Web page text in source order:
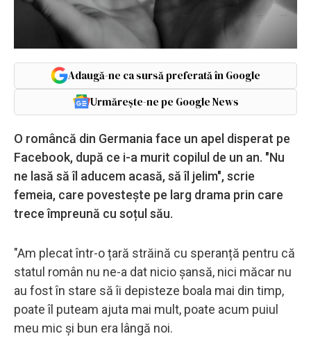
Adaugă-ne ca sursă preferată în Google
Urmărește-ne pe Google News
O româncă din Germania face un apel disperat pe
Facebook, după ce i-a murit copilul de un an. "Nu
ne lasă să îl aducem acasă, să îl jelim", scrie
femeia, care povestește pe larg drama prin care
trece împreună cu soțul său.
"Am plecat într-o țară străină cu speranță pentru că
statul român nu ne-a dat nicio șansă, nici măcar nu
au fost în stare să îi depisteze boala mai din timp,
poate îl puteam ajuta mai mult, poate acum puiul
meu mic și bun era lângă noi.